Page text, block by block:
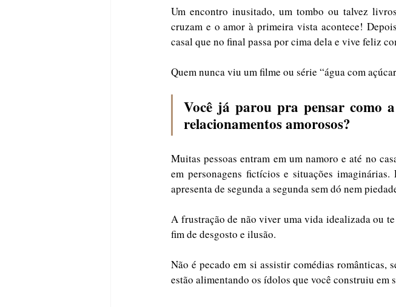
Um encontro inusitado, um tombo ou talvez
cruzam e o amor à primeira vista acontece!
casal que no final passa por cima dela e vive feliz
Quem nunca viu um filme ou série “água com
Você já parou pra pensar como
relacionamentos amorosos?
Muitas pessoas entram em um namoro e até no
em personagens fictícios e situações
apresenta de segunda a segunda sem dó nem
A frustração de não viver uma vida idealizada ou
fim de desgosto e ilusão.
Não é pecado em si assistir comédias românticas,
estão alimentando os ídolos que você construiu em